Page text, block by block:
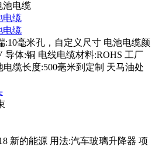
电缆
电缆
毫米孔，自定义尺寸 电池电缆颜
导体:铜 电线电缆材料:ROHS 工厂
电缆长度:500毫米到定制 天马油处
新的能源 用法:汽车玻璃升降器 项